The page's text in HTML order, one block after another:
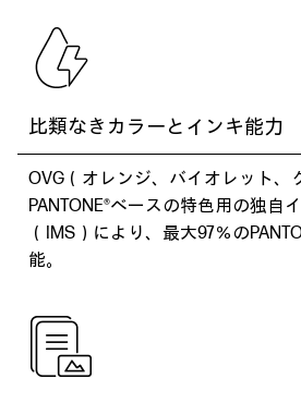
比類なきカラーとインキ能力
OVG（オレンジ、バイオレット、
PANTONE®ベースの特色用の独自
（IMS）により、最大97％の
能。